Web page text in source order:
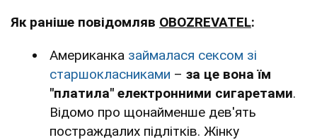
Як раніше повідомляв OBOZREVATEL:
Американка займалася сексом зі
старшокласниками – за це вона їм
"платила" електронними сигаретами.
Відомо про щонайменше дев'ять
постраждалих підлітків. Жінку